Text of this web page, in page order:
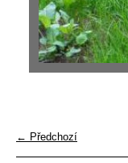
← Předchozí